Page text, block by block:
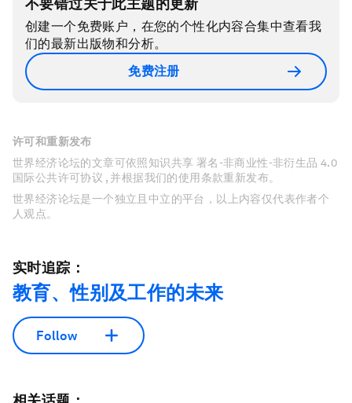
不要错过关于此主题的更新
创建一个免费账户，在您的个性化内容合集中查看我
们的最新出版物和分析。
免费注册
许可和重新发布
世界经济论坛的文章可依照知识共享 署名-非商业性-非衍生品 4.0
国际公共许可协议 , 并根据我们的使用条款重新发布。
世界经济论坛是一个独立且中立的平台，以上内容仅代表作者个
人观点。
实时追踪：
教育、性别及工作的未来
Follow